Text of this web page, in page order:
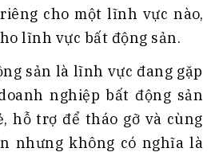
cho một lĩnh vực nào,
lĩnh vực bất động sản.
sản là lĩnh vực đang gặp
nghiệp bất động sản
hỗ trợ để tháo gỡ và cùng
nhưng không có nghĩa là